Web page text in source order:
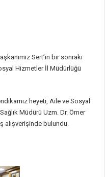
Sert’in bir sonraki
Hizmetler İl Müdürlüğü
heyeti, Aile ve Sosyal
Müdürü Uzm. Dr. Ömer
alışverişinde bulundu.